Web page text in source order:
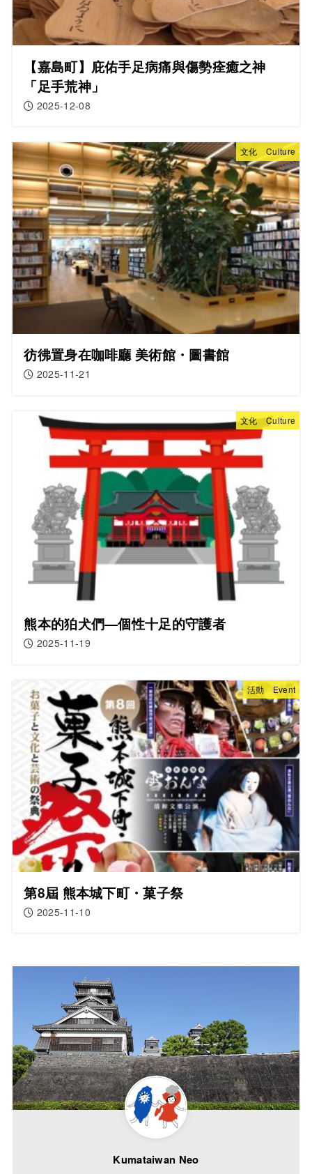
【嘉島町】庇佑手足病痛與傷勢痊癒之神
「足手荒神」
2025-12-08
文化 Culture
彷彿置身在咖啡廳 美術館・圖書館
2025-11-21
文化 Culture
熊本的狛犬們—個性十足的守護者
2025-11-19
活動 Event
第8屆 熊本城下町・菓子祭
2025-11-10
Kumataiwan Neo